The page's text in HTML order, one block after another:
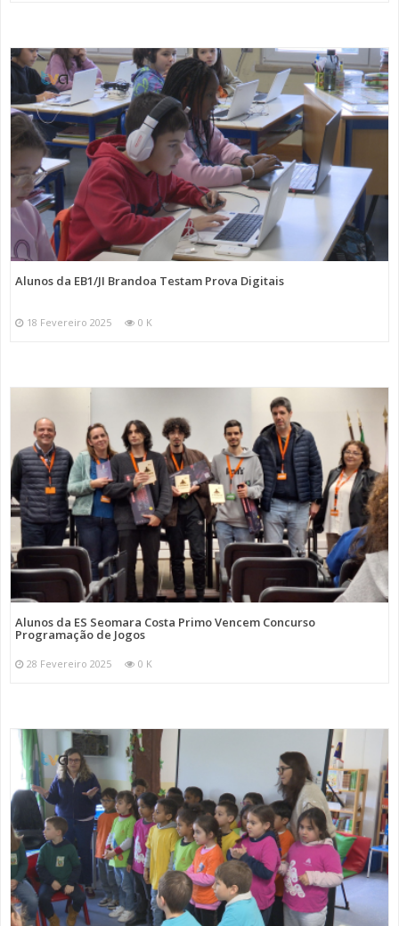
Alunos da EB1/JI Brandoa Testam Prova Digitais
18 Fevereiro 2025 0 K
Alunos da ES Seomara Costa Primo Vencem Concurso
Programação de Jogos
28 Fevereiro 2025 0 K